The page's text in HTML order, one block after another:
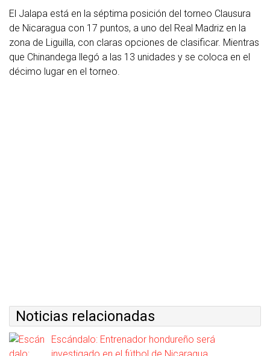
El Jalapa está en la séptima posición del torneo Clausura
de Nicaragua con 17 puntos, a uno del Real Madriz en la
zona de Liguilla, con claras opciones de clasificar. Mientras
que Chinandega llegó a las 13 unidades y se coloca en el
décimo lugar en el torneo.
Noticias relacionadas
Escándalo: Entrenador hondureño será